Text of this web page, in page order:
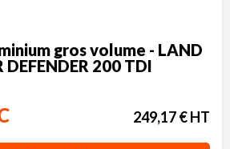
gros volume - LAND
DEFENDER 200 TDI
249,17 € HT